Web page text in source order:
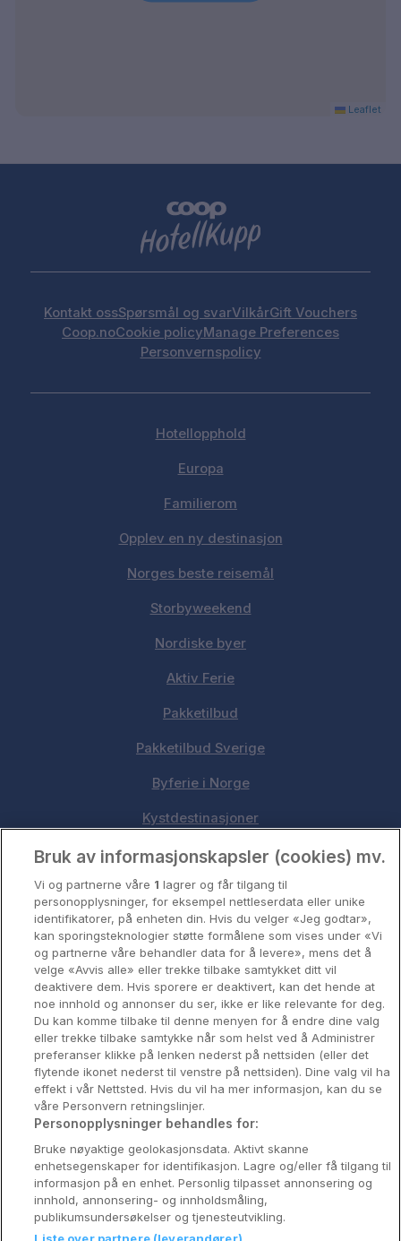
Leaflet
Kontakt ossSpørsmål og svarVilkårGift Vouchers
Coop.noCookie policyManage Preferences
Personvernspolicy
Hotellopphold
Europa
Familierom
Opplev en ny destinasjon
Norges beste reisemål
Storbyweekend
Nordiske byer
Aktiv Ferie
Pakketilbud
Pakketilbud Sverige
Byferie i Norge
Kystdestinasjoner
Oslo
Stavanger
Bergen
Utforsk Norden
Om Coop HotellKupp
Konkurranse
Koselig avbrekk
Velvære i var
Premiumhotell
Venninnetur
Bruk av informasjonskapsler (cookies) mv.
Vi og partnerne våre 1 lagrer og får tilgang til
personopplysninger, for eksempel nettleserdata eller unike
identifikatorer, på enheten din. Hvis du velger «Jeg godtar»,
kan sporingsteknologier støtte formålene som vises under «Vi
og partnerne våre behandler data for å levere», mens det å
velge «Avvis alle» eller trekke tilbake samtykket ditt vil
deaktivere dem. Hvis sporere er deaktivert, kan det hende at
noe innhold og annonser du ser, ikke er like relevante for deg.
Du kan komme tilbake til denne menyen for å endre dine valg
eller trekke tilbake samtykke når som helst ved å Administrer
preferanser klikke på lenken nederst på nettsiden (eller det
flytende ikonet nederst til venstre på nettsiden). Dine valg vil ha
effekt i vår Nettsted. Hvis du vil ha mer informasjon, kan du se
våre Personvern retningslinjer.
Personopplysninger behandles for:
Bruke nøyaktige geolokasjonsdata. Aktivt skanne
enhetsegenskaper for identifikasjon. Lagre og/eller få tilgang til
informasjon på en enhet. Personlig tilpasset annonsering og
innhold, annonsering- og innholdsmåling,
publikumsundersøkelser og tjenesteutvikling.